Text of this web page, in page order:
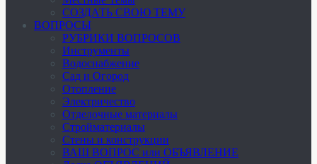
СОЗДАТЬ СВОЮ ТЕМУ
ВОПРОСЫ
РУБРИКИ ВОПРОСОВ
Инструменты
Водоснабжение
Сад и Огород
Отопление
Электричество
Отделочные материалы
Стройматериалы
Стены и конструкции
ВАШ ВОПРОС или ОБЪЯВЛЕНИЕ